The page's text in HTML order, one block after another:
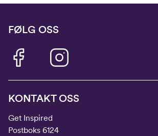
FØLG OSS
KONTAKT OSS
Get Inspired
Postboks 6124